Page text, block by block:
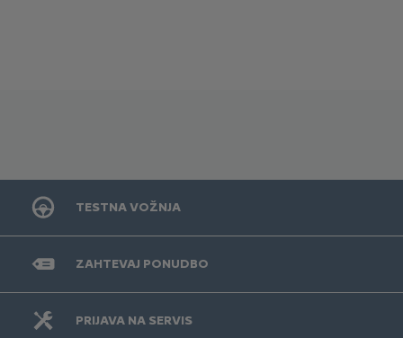
TESTNA VOŽNJA
ZAHTEVAJ PONUDBO
PRIJAVA NA SERVIS